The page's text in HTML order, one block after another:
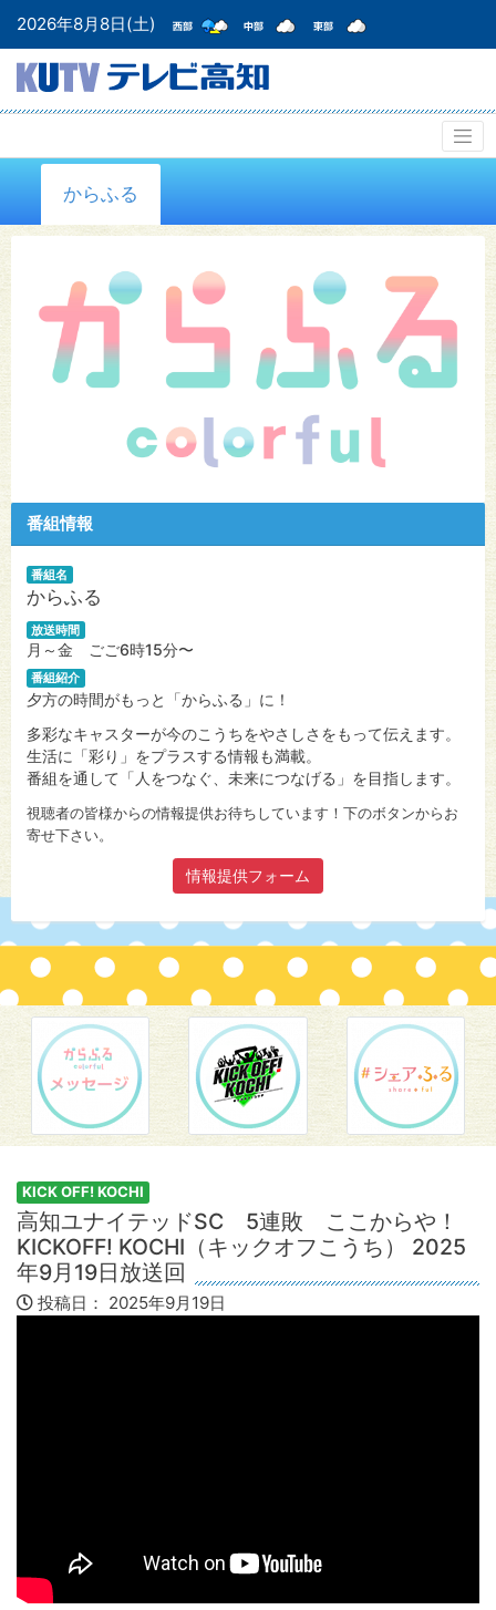
2026年8月8日(土)
からふる
番組情報
番組名
からふる
放送時間
月～金 ごご6時15分〜
番組紹介
夕方の時間がもっと「からふる」に！
多彩なキャスターが今のこうちをやさしさをもって伝えます。
生活に「彩り」をプラスする情報も満載。
番組を通して「人をつなぐ、未来につなげる」を目指します。
視聴者の皆様からの情報提供お待ちしています！下のボタンからお
寄せ下さい。
情報提供フォーム
KICK OFF! KOCHI
高知ユナイテッドSC 5連敗 ここからや！
KICKOFF! KOCHI（キックオフこうち） 2025
年9月19日放送回
投稿日： 2025年9月19日